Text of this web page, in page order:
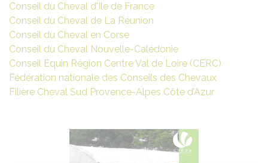
Conseil du Cheval d'Ile de France
Conseil du Cheval de La Réunion
Conseil du Cheval en Corse
Conseil du Cheval Nouvelle-Calédonie
Conseil Equin Région Centre Val de Loire (CERC)
Fédération nationale des Conseils des Chevaux
Filière Cheval Sud Provence-Alpes Côte d’Azur